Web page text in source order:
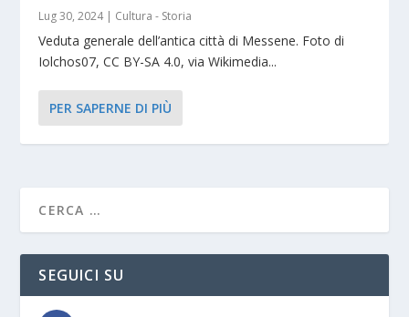
Lug 30, 2024| Cultura - Storia
Veduta generale dell’antica città di Messene. Foto di
Iolchos07, CC BY-SA 4.0, via Wikimedia...
PER SAPERNE DI PIÙ
SEGUICI SU